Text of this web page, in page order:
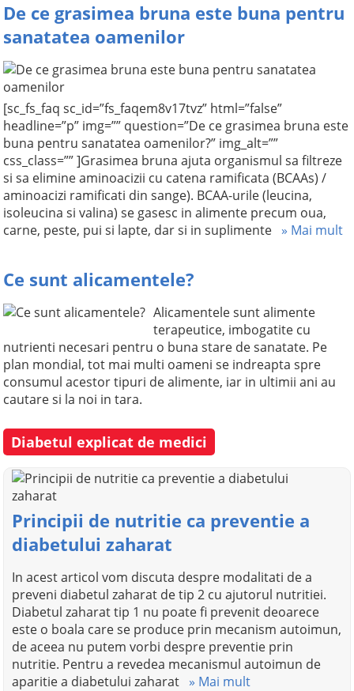
De ce grasimea bruna este buna pentru
sanatatea oamenilor
[sc_fs_faq sc_id=”fs_faqem8v17tvz” html=”false”
headline=”p” img=”” question=”De ce grasimea bruna este
buna pentru sanatatea oamenilor?” img_alt=””
css_class=”” ]Grasimea bruna ajuta organismul sa filtreze
si sa elimine aminoacizii cu catena ramificata (BCAAs) /
aminoacizi ramificati din sange). BCAA-urile (leucina,
isoleucina si valina) se gasesc in alimente precum oua,
carne, peste, pui si lapte, dar si in suplimente » Mai mult
Ce sunt alicamentele?
Alicamentele sunt alimente
terapeutice, imbogatite cu
nutrienti necesari pentru o buna stare de sanatate. Pe
plan mondial, tot mai multi oameni se indreapta spre
consumul acestor tipuri de alimente, iar in ultimii ani au
cautare si la noi in tara.
Diabetul explicat de medici
Principii de nutritie ca preventie a
diabetului zaharat
In acest articol vom discuta despre modalitati de a
preveni diabetul zaharat de tip 2 cu ajutorul nutritiei.
Diabetul zaharat tip 1 nu poate fi prevenit deoarece
este o boala care se produce prin mecanism autoimun,
de aceea nu putem vorbi despre preventie prin
nutritie. Pentru a revedea mecanismul autoimun de
aparitie a diabetului zaharat » Mai mult